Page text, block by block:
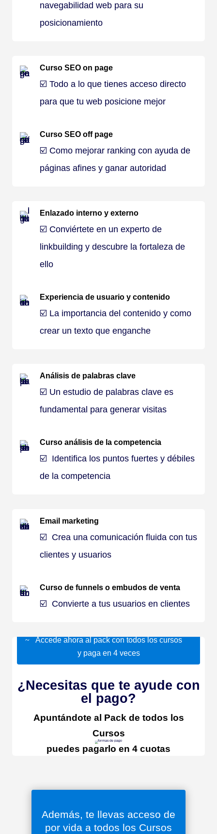
navegabilidad web para su
posicionamiento
Curso SEO on page
☑️ Todo a lo que tienes acceso directo
para que tu web posicione mejor
Curso SEO off page
☑️ Como mejorar ranking con ayuda de
páginas afines y ganar autoridad
Enlazado interno y externo
☑️ Conviértete en un experto de
linkbuilding y descubre la fortaleza de
ello
Experiencia de usuario y contenido
☑️ La importancia del contenido y como
crear un texto que enganche
Análisis de palabras clave
☑️ Un estudio de palabras clave es
fundamental para generar visitas
Curso análisis de la competencia
☑️
Identifica los puntos fuertes y débiles
de la competencia
Email marketing
☑️
Crea una comunicación fluida con tus
clientes y usuarios
Curso de funnels o embudos de venta
☑️ Convierte a tus usuarios en clientes
Accede ahora al pack con todos los cursos
y paga en 4 veces
¿Necesitas que te ayude con
el pago?
Apuntándote al Pack de todos los
Cursos
puedes pagarlo en 4 cuotas
Además, te llevas acceso de
por vida a todos los Cursos